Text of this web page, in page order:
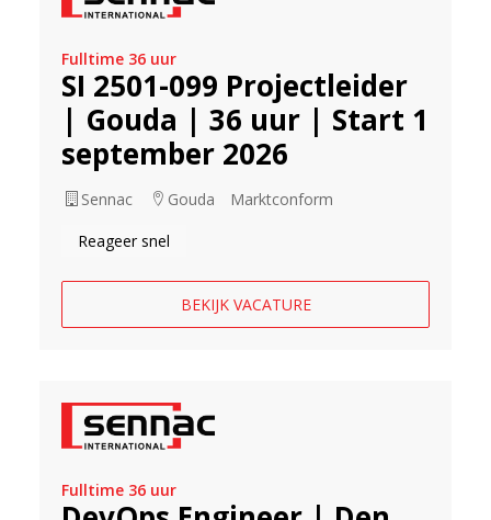
Fulltime 36 uur
SI 2501-099 Projectleider
| Gouda | 36 uur | Start 1
september 2026
Sennac Gouda
Marktconform
Reageer snel
BEKIJK VACATURE
Fulltime 36 uur